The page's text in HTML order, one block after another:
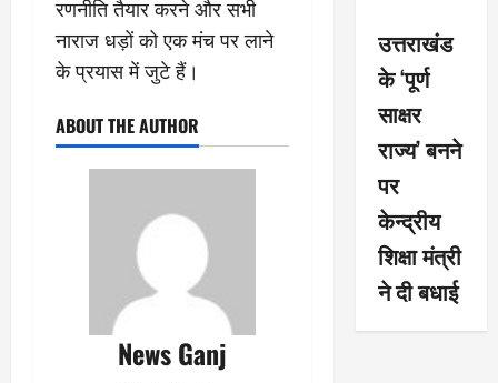
रणनीति तैयार करने और सभी
नाराज धड़ों को एक मंच पर लाने
के प्रयास में जुटे हैं।
ABOUT THE AUTHOR
News Ganj
उत्तराखंड
के ‘पूर्ण
साक्षर
राज्य’ बनने
पर
केन्द्रीय
शिक्षा मंत्री
ने दी बधाई